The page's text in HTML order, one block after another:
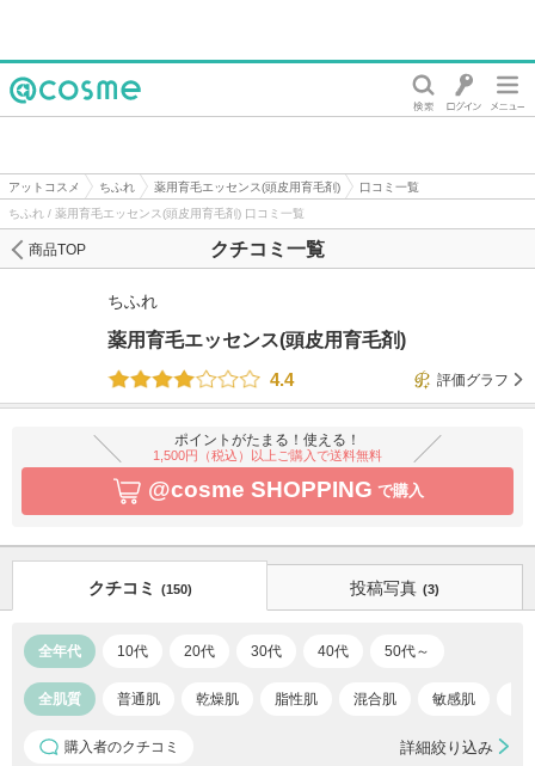
アットコスメ ちふれ 薬用育毛エッセンス(頭皮用育毛剤)
口コミ一覧
ちふれ / 薬用育毛エッセンス(頭皮用育毛剤) 口コミ一覧
クチコミ一覧
商品TOP
ちふれ
薬用育毛エッセンス(頭皮用育毛剤)
4.4
評価グラフ
ポイントがたまる！使える！
1,500円（税込）以上ご購入で送料無料
@cosme SHOPPING で購入
クチコミ (150) 投稿写真 (3)
全年代 10代 20代 30代 40代 50代～
全肌質 普通肌 乾燥肌 脂性肌 混合肌 敏感肌
購入者のクチコミ 詳細絞り込み